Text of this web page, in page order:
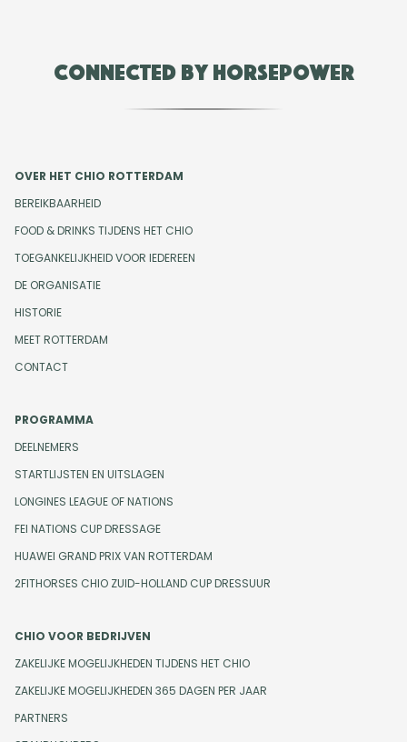
Connected by Horsepower
OVER HET CHIO ROTTERDAM
BEREIKBAARHEID
FOOD & DRINKS TIJDENS HET CHIO
TOEGANKELIJKHEID VOOR IEDEREEN
DE ORGANISATIE
HISTORIE
MEET ROTTERDAM
CONTACT
PROGRAMMA
DEELNEMERS
STARTLIJSTEN EN UITSLAGEN
LONGINES LEAGUE OF NATIONS
FEI NATIONS CUP DRESSAGE
HUAWEI GRAND PRIX VAN ROTTERDAM
2FITHORSES CHIO ZUID-HOLLAND CUP DRESSUUR
CHIO VOOR BEDRIJVEN
ZAKELIJKE MOGELIJKHEDEN TIJDENS HET CHIO
ZAKELIJKE MOGELIJKHEDEN 365 DAGEN PER JAAR
PARTNERS